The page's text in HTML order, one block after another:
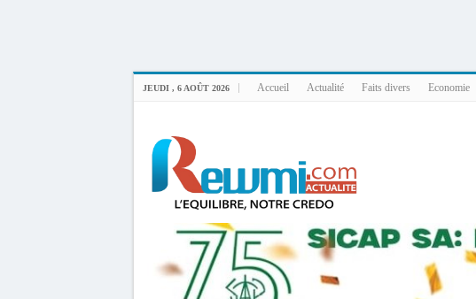
JEUDI , 6 AOÛT 2026 Accueil Actualité Faits divers Economie